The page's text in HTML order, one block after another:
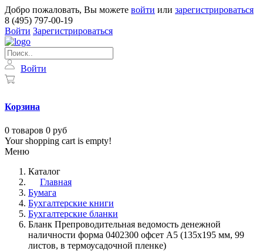
Добро пожаловать, Вы можете войти или зарегистрироваться
8 (495) 797-00-19
Войти Зарегистрироваться
Войти
Корзина
0 товаров 0 руб
Your shopping cart is empty!
Меню
Каталог
Главная
Бумага
Бухгалтерские книги
Бухгалтерские бланки
Бланк Препроводительная ведомость денежной
наличности форма 0402300 офсет А5 (135х195 мм, 99
листов, в термоусадочной пленке)